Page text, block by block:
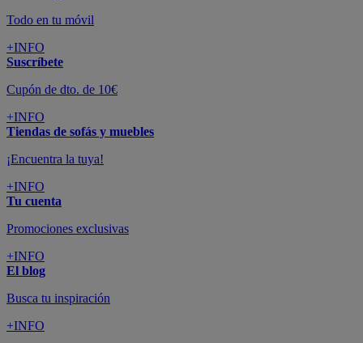
Todo en tu móvil
+INFO
Suscríbete
Cupón de dto. de 10€
+INFO
Tiendas de sofás y muebles
¡Encuentra la tuya!
+INFO
Tu cuenta
Promociones exclusivas
+INFO
El blog
Busca tu inspiración
+INFO